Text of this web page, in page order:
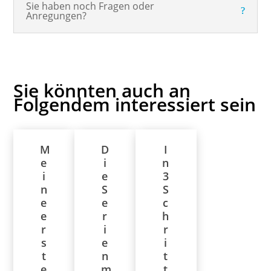
Sie haben noch Fragen oder
Anregungen?
Sie könnten auch an
Folgendem interessiert sein
M
e
i
n
e
e
r
s
t
D
i
e
S
e
r
i
e
n
I
n
3
S
c
h
r
i
t